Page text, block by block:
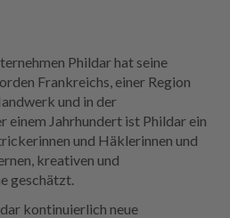
Phildar hat seine
Frankreichs, einer Region
und in der
einem Jahrhundert ist Phildar ein
und Häklerinnen und
kreativen und
geschätzt.
kontinuierlich neue